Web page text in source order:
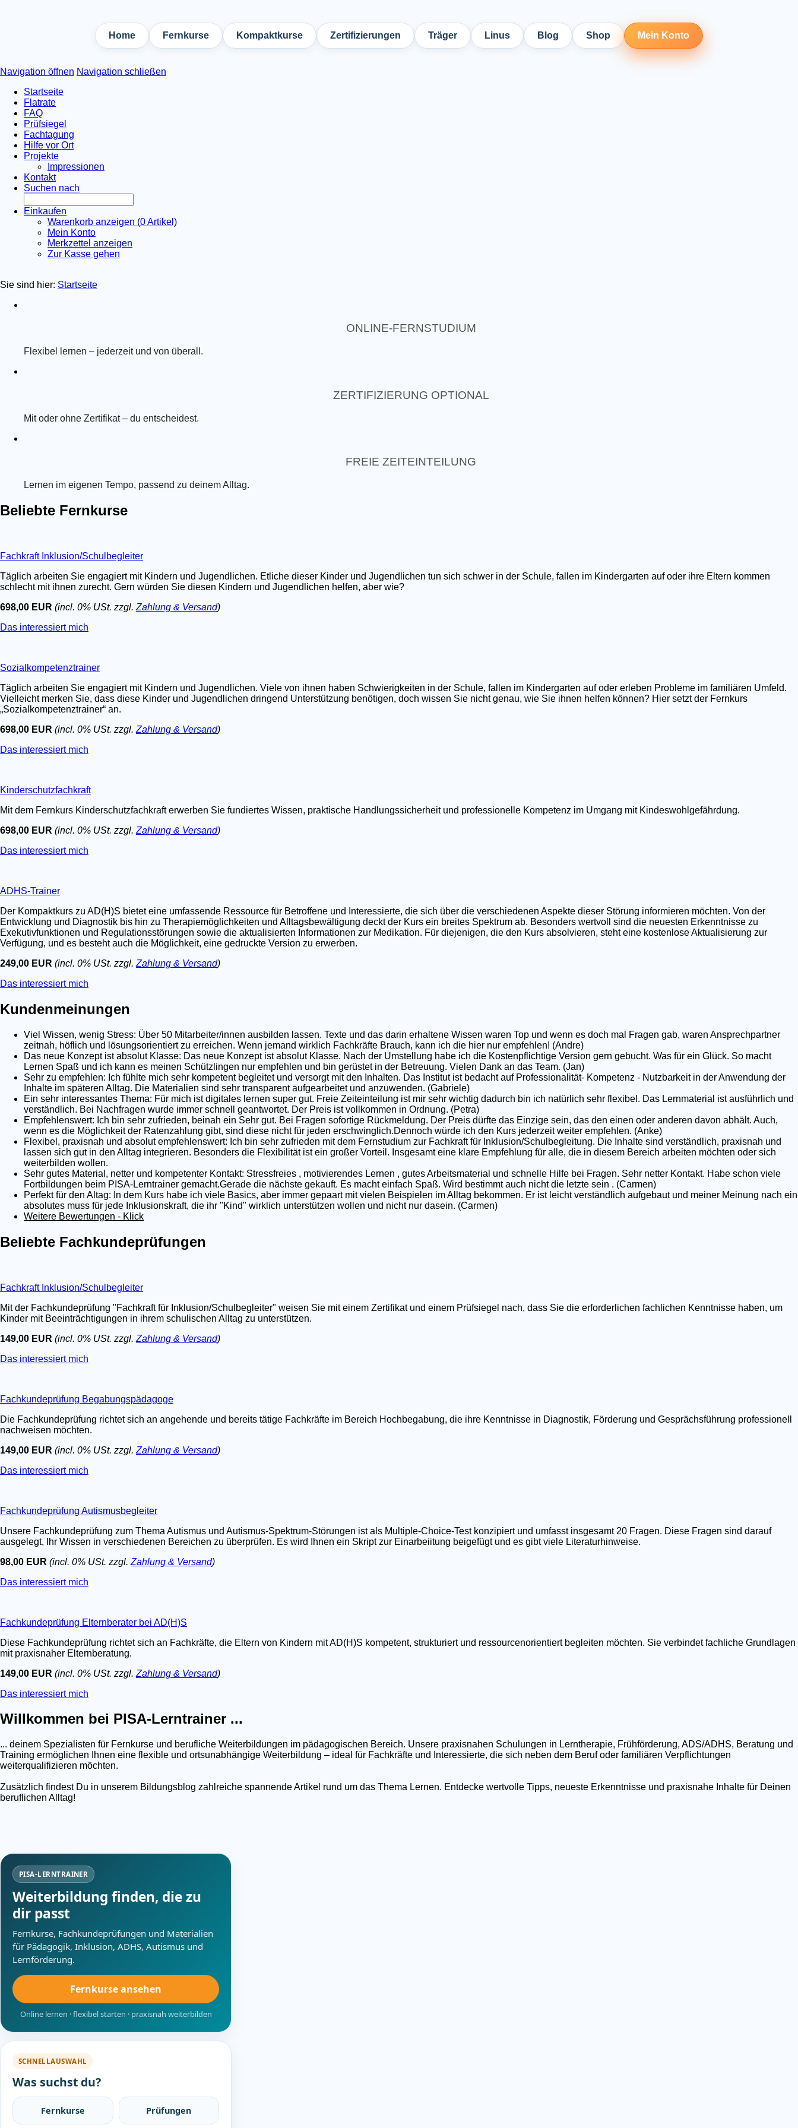
Home Fernkurse Kompaktkurse Zertifizierungen Träger Linus Blog Shop Mein Konto
Navigation öffnen Navigation schließen
Startseite
Flatrate
FAQ
Prüfsiegel
Fachtagung
Hilfe vor Ort
Projekte
Impressionen
Kontakt
Suchen nach
Einkaufen
Warenkorb anzeigen (0Artikel)
Mein Konto
Merkzettel anzeigen
Zur Kasse gehen
Sie sind hier: Startseite
ONLINE-FERNSTUDIUM
Flexibel lernen – jederzeit und von überall.
ZERTIFIZIERUNG OPTIONAL
Mit oder ohne Zertifikat – du entscheidest.
FREIE ZEITEINTEILUNG
Lernen im eigenen Tempo, passend zu deinem Alltag.
Beliebte Fernkurse
Fachkraft Inklusion/Schulbegleiter
Täglich arbeiten Sie engagiert mit Kindern und Jugendlichen. Etliche dieser Kinder und Jugendlichen tun sich schwer in der Schule, fallen im Kindergarten auf oder ihre Eltern kommen
schlecht mit ihnen zurecht. Gern würden Sie diesen Kindern und Jugendlichen helfen, aber wie?
698,00 EUR (incl. 0% USt. zzgl. Zahlung & Versand)
Das interessiert mich
Sozialkompetenztrainer
Täglich arbeiten Sie engagiert mit Kindern und Jugendlichen. Viele von ihnen haben Schwierigkeiten in der Schule, fallen im Kindergarten auf oder erleben Probleme im familiären Umfeld.
Vielleicht merken Sie, dass diese Kinder und Jugendlichen dringend Unterstützung benötigen, doch wissen Sie nicht genau, wie Sie ihnen helfen können? Hier setzt der Fernkurs
„Sozialkompetenztrainer“ an.
698,00 EUR (incl. 0% USt. zzgl. Zahlung & Versand)
Das interessiert mich
Kinderschutzfachkraft
Mit dem Fernkurs Kinderschutzfachkraft erwerben Sie fundiertes Wissen, praktische Handlungssicherheit und professionelle Kompetenz im Umgang mit Kindeswohlgefährdung.
698,00 EUR (incl. 0% USt. zzgl. Zahlung & Versand)
Das interessiert mich
ADHS-Trainer
Der Kompaktkurs zu AD(H)S bietet eine umfassende Ressource für Betroffene und Interessierte, die sich über die verschiedenen Aspekte dieser Störung informieren möchten. Von der
Entwicklung und Diagnostik bis hin zu Therapiemöglichkeiten und Alltagsbewältigung deckt der Kurs ein breites Spektrum ab. Besonders wertvoll sind die neuesten Erkenntnisse zu
Exekutivfunktionen und Regulationsstörungen sowie die aktualisierten Informationen zur Medikation. Für diejenigen, die den Kurs absolvieren, steht eine kostenlose Aktualisierung zur
Verfügung, und es besteht auch die Möglichkeit, eine gedruckte Version zu erwerben.
249,00 EUR (incl. 0% USt. zzgl. Zahlung & Versand)
Das interessiert mich
Kundenmeinungen
Viel Wissen, wenig Stress: Über 50 Mitarbeiter/innen ausbilden lassen. Texte und das darin erhaltene Wissen waren Top und wenn es doch mal Fragen gab, waren Ansprechpartner
zeitnah, höflich und lösungsorientiert zu erreichen. Wenn jemand wirklich Fachkräfte Brauch, kann ich die hier nur empfehlen! (Andre)
Das neue Konzept ist absolut Klasse: Das neue Konzept ist absolut Klasse. Nach der Umstellung habe ich die Kostenpflichtige Version gern gebucht. Was für ein Glück. So macht
Lernen Spaß und ich kann es meinen Schützlingen nur empfehlen und bin gerüstet in der Betreuung. Vielen Dank an das Team. (Jan)
Sehr zu empfehlen: Ich fühlte mich sehr kompetent begleitet und versorgt mit den Inhalten. Das Institut ist bedacht auf Professionalität- Kompetenz - Nutzbarkeit in der Anwendung der
Inhalte im späteren Alltag. Die Materialien sind sehr transparent aufgearbeitet und anzuwenden. (Gabriele)
Ein sehr interessantes Thema: Für mich ist digitales lernen super gut. Freie Zeiteinteilung ist mir sehr wichtig dadurch bin ich natürlich sehr flexibel. Das Lernmaterial ist ausführlich und
verständlich. Bei Nachfragen wurde immer schnell geantwortet. Der Preis ist vollkommen in Ordnung. (Petra)
Empfehlenswert: Ich bin sehr zufrieden, beinah ein Sehr gut. Bei Fragen sofortige Rückmeldung. Der Preis dürfte das Einzige sein, das den einen oder anderen davon abhält. Auch,
wenn es die Möglichkeit der Ratenzahlung gibt, sind diese nicht für jeden erschwinglich.Dennoch würde ich den Kurs jederzeit weiter empfehlen. (Anke)
Flexibel, praxisnah und absolut empfehlenswert: Ich bin sehr zufrieden mit dem Fernstudium zur Fachkraft für Inklusion/Schulbegleitung. Die Inhalte sind verständlich, praxisnah und
lassen sich gut in den Alltag integrieren. Besonders die Flexibilität ist ein großer Vorteil. Insgesamt eine klare Empfehlung für alle, die in diesem Bereich arbeiten möchten oder sich
weiterbilden wollen.
Sehr gutes Material, netter und kompetenter Kontakt: Stressfreies , motivierendes Lernen , gutes Arbeitsmaterial und schnelle Hilfe bei Fragen. Sehr netter Kontakt. Habe schon viele
Fortbildungen beim PISA-Lerntrainer gemacht.Gerade die nächste gekauft. Es macht einfach Spaß. Wird bestimmt auch nicht die letzte sein . (Carmen)
Perfekt für den Altag: In dem Kurs habe ich viele Basics, aber immer gepaart mit vielen Beispielen im Alltag bekommen. Er ist leicht verständlich aufgebaut und meiner Meinung nach ein
absolutes muss für jede Inklusionskraft, die ihr "Kind" wirklich unterstützen wollen und nicht nur dasein. (Carmen)
Weitere Bewertungen - Klick
Beliebte Fachkundeprüfungen
Fachkraft Inklusion/Schulbegleiter
Mit der Fachkundeprüfung "Fachkraft für Inklusion/Schulbegleiter" weisen Sie mit einem Zertifikat und einem Prüfsiegel nach, dass Sie die erforderlichen fachlichen Kenntnisse haben, um
Kinder mit Beeinträchtigungen in ihrem schulischen Alltag zu unterstützen.
149,00 EUR (incl. 0% USt. zzgl. Zahlung & Versand)
Das interessiert mich
Fachkundeprüfung Begabungspädagoge
Die Fachkundeprüfung richtet sich an angehende und bereits tätige Fachkräfte im Bereich Hochbegabung, die ihre Kenntnisse in Diagnostik, Förderung und Gesprächsführung professionell
nachweisen möchten.
149,00 EUR (incl. 0% USt. zzgl. Zahlung & Versand)
Das interessiert mich
Fachkundeprüfung Autismusbegleiter
Unsere Fachkundeprüfung zum Thema Autismus und Autismus-Spektrum-Störungen ist als Multiple-Choice-Test konzipiert und umfasst insgesamt 20 Fragen. Diese Fragen sind darauf
ausgelegt, Ihr Wissen in verschiedenen Bereichen zu überprüfen. Es wird Ihnen ein Skript zur Einarbeiitung beigefügt und es gibt viele Literaturhinweise.
98,00 EUR (incl. 0% USt. zzgl. Zahlung & Versand)
Das interessiert mich
Fachkundeprüfung Elternberater bei AD(H)S
Diese Fachkundeprüfung richtet sich an Fachkräfte, die Eltern von Kindern mit AD(H)S kompetent, strukturiert und ressourcenorientiert begleiten möchten. Sie verbindet fachliche Grundlagen
mit praxisnaher Elternberatung.
149,00 EUR (incl. 0% USt. zzgl. Zahlung & Versand)
Das interessiert mich
Willkommen bei PISA-Lerntrainer ...
... deinem Spezialisten für Fernkurse und berufliche Weiterbildungen im pädagogischen Bereich. Unsere praxisnahen Schulungen in Lerntherapie, Frühförderung, ADS/ADHS, Beratung und
Training ermöglichen Ihnen eine flexible und ortsunabhängige Weiterbildung – ideal für Fachkräfte und Interessierte, die sich neben dem Beruf oder familiären Verpflichtungen
weiterqualifizieren möchten.
Zusätzlich findest Du in unserem Bildungsblog zahlreiche spannende Artikel rund um das Thema Lernen. Entdecke wertvolle Tipps, neueste Erkenntnisse und praxisnahe Inhalte für Deinen
beruflichen Alltag!
PISA-LERNTRAINER
Weiterbildung finden, die zu
dir passt
Fernkurse, Fachkundeprüfungen und Materialien
für Pädagogik, Inklusion, ADHS, Autismus und
Lernförderung.
Fernkurse ansehen
Online lernen · flexibel starten · praxisnah weiterbilden
SCHNELLAUSWAHL
Was suchst du?
Fernkurse Prüfungen